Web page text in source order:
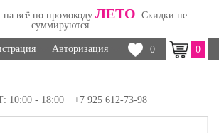
на всё по промокоду ЛЕТО. Скидки не
суммируются
Авторизация 0 0
10:00 - 18:00 +7 925 612-73-98